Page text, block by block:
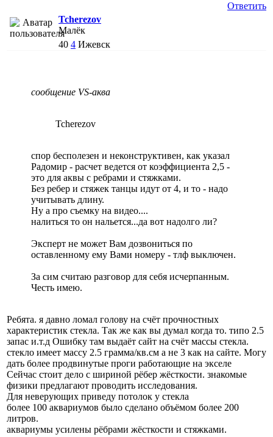
Ответить
Tcherezov
Малёк
40 4 Ижевск
сообщение VS-аква
Tcherezov
спор бесполезен и неконструктивен, как указал
Радомир - расчет ведется от коэффициента 2,5 -
это для аквы с ребрами и стяжками.
Без ребер и стяжек танцы идут от 4, и то - надо
учитывать длину.
Ну а про съемку на видео....
налиться то он нальется...да вот надолго ли?
Эксперт не может Вам дозвониться по
оставленному ему Вами номеру - тлф выключен.
За сим считаю разговор для себя исчерпанным.
Честь имею.
Ребята. я давно ломал голову на счёт прочностных
характеристик стекла. Так же как вы думал когда то. типо 2.5
запас и.т.д Ошибку там выдаёт сайт на счёт массы стекла.
стекло имеет массу 2.5 грамма/кв.см а не 3 как на сайте. Могу
дать более продвинутые проги работающие на экселе
Сейчас стоит дело с шириной рёбер жёсткости. знакомые
физики предлагают проводить исследования.
Для неверующих приведу потолок у стекла
более 100 аквариумов было сделано объёмом более 200
литров.
аквариумы усилены рёбрами жёсткости и стяжками.